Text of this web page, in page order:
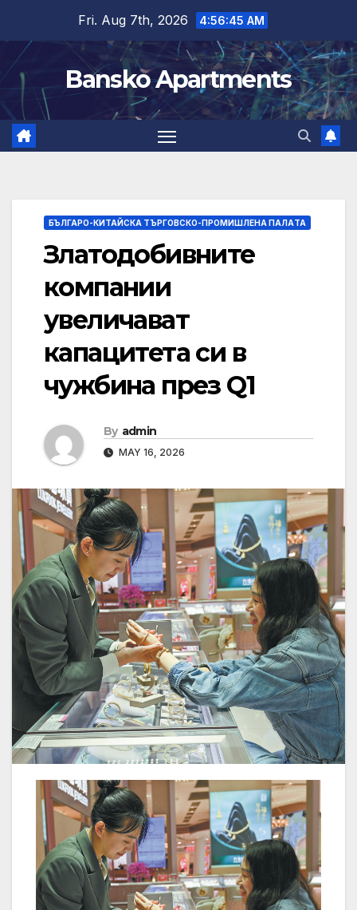
content
Fri. Aug 7th, 2026 4:56:46 AM
Bansko Apartments
БЪЛГАРО-КИТАЙСКА ТЪРГОВСКО-ПРОМИШЛЕНА ПАЛAТА
Златодобивните
компании
увеличават
капацитета си в
чужбина през Q1
By admin
MAY 16, 2026